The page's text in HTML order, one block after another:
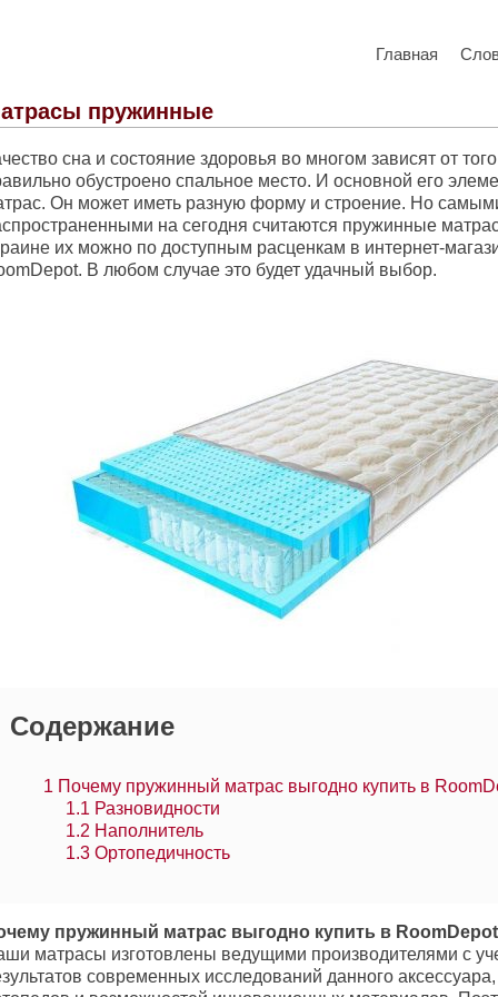
Главная
пружинные
сна и состояние здоровья во многом зависят от
обустроено спальное место. И основной его
Он может иметь разную форму и строение. Но
на сегодня считаются пружинные
их можно по доступным расценкам в интернет-
В любом случае это будет удачный выбор.
Содержание
1 Почему пружинный матрас выгодно купить в
1.1 Разновидности
1.2 Наполнитель
1.3 Ортопедичность
пружинный матрас выгодно купить в
матрасы изготовлены ведущими производителями с
современных исследований данного